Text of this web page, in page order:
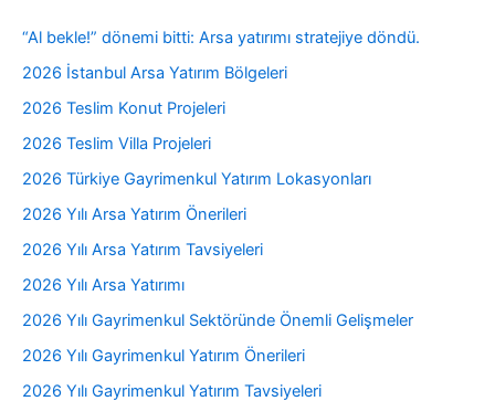
“Al bekle!” dönemi bitti: Arsa yatırımı stratejiye döndü.
2026 İstanbul Arsa Yatırım Bölgeleri
2026 Teslim Konut Projeleri
2026 Teslim Villa Projeleri
2026 Türkiye Gayrimenkul Yatırım Lokasyonları
2026 Yılı Arsa Yatırım Önerileri
2026 Yılı Arsa Yatırım Tavsiyeleri
2026 Yılı Arsa Yatırımı
2026 Yılı Gayrimenkul Sektöründe Önemli Gelişmeler
2026 Yılı Gayrimenkul Yatırım Önerileri
2026 Yılı Gayrimenkul Yatırım Tavsiyeleri